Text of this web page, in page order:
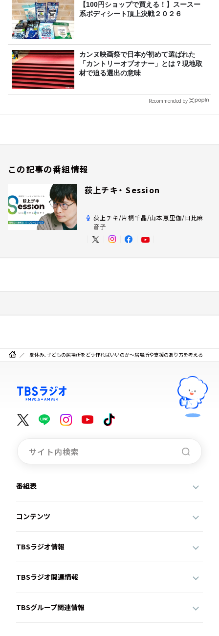
【100円ショップで買える！】スースー
系ボディシート頂上決戦２０２６
カンヌ映画祭で日本が初めて選ばれた
「カントリーオブオナー」とは？現地取
材で迫る選出の意味
Recommended by
この記事の番組情報
荻上チキ・ Session
荻上チキ/片桐千晶/山本恵里伽/日比麻
音子
夏休み、子どもの居場所をどう作ればいいのか～居場所や支援のあり方を考える
番組表
コンテンツ
TBSラジオ情報
TBSラジオ関連情報
TBSグループ関連情報